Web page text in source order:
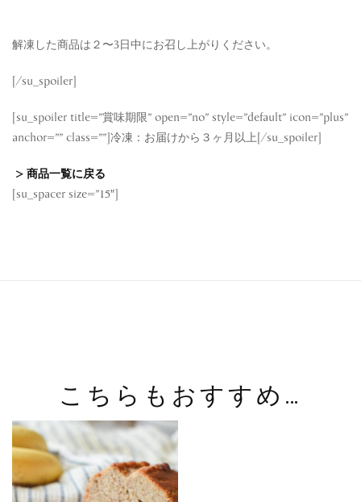
解凍した商品は２〜3日中にお召し上がりください。
[/su_spoiler]
[su_spoiler title=”賞味期限” open=”no” style=”default” icon=”plus”
anchor=”” class=””]冷凍：お届けから３ヶ月以上[/su_spoiler]
> 商品一覧に戻る
[su_spacer size=”15″]
こちらもおすすめ…